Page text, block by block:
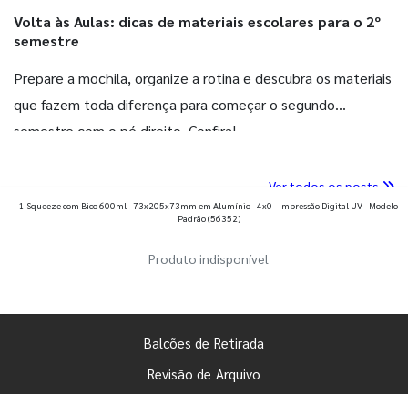
Volta às Aulas: dicas de materiais escolares para o 2º
semestre
Prepare a mochila, organize a rotina e descubra os materiais
que fazem toda diferença para começar o segundo
semestre com o pé direito. Confira!
Ver todos os posts
1 Squeeze com Bico 600ml - 73x205x73mm em Alumínio - 4x0 - Impressão Digital UV - Modelo
Padrão(56352)
Produto indisponível
Balcões de Retirada
Revisão de Arquivo